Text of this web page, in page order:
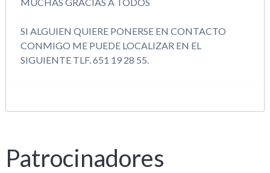
SI ALGUIEN QUIERE PONERSE EN CONTACTO
CONMIGO ME PUEDE LOCALIZAR EN EL
SIGUIENTE TLF. 651 19 28 55.
Patrocinadores